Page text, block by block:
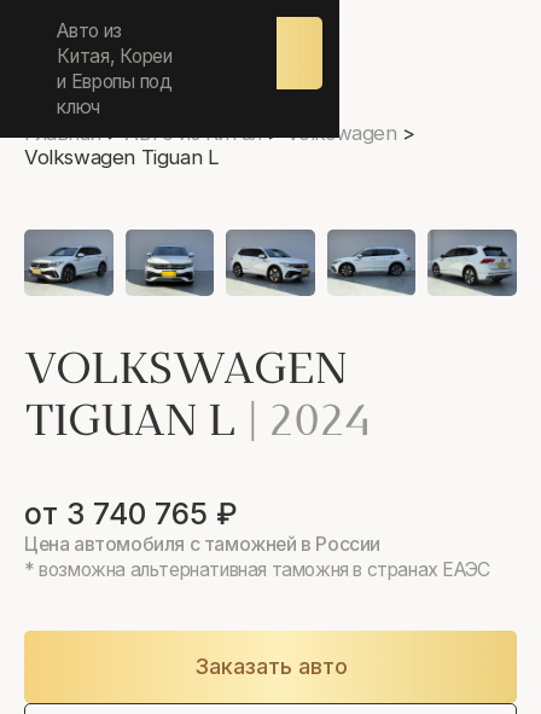
Авто из
Китая, Кореи
и Европы под
ключ
Оставить
заявку
Главная>Авто из Китая>Volkswagen >
Volkswagen Tiguan L
VOLKSWAGEN
TIGUAN L | 2024
от 3 740 765 ₽
Цена автомобиля с таможней в России
* возможна альтернативная таможня в странах ЕАЭС
Заказать авто